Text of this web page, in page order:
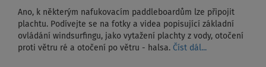
Ano, k některým nafukovacím paddleboardům lze připojit
plachtu. Podívejte se na fotky a videa popisující základní
ovládání windsurfingu, jako vytažení plachty z vody, otočení
proti větru ré a otočení po větru - halsa. Číst dál...